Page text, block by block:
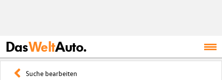
DasWeltAuto.
Suche bearbeiten